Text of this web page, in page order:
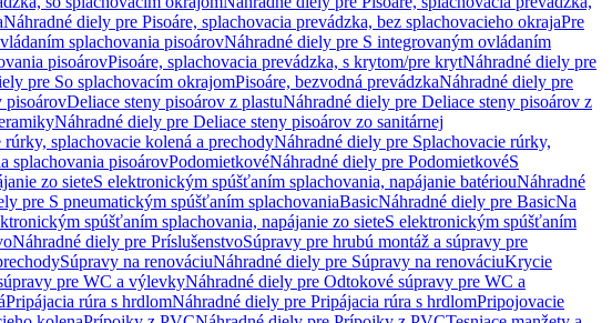
Náhradné diely pre Pisoáre, splachovacia prevádzka, bez splachovacieho okrajaPre
splachovania pisoárovNáhradné diely pre S integrovaným ovládaním
pisoárovPisoáre, splachovacia prevádzka, s krytom/pre krytNáhradné diely pre
pre So splachovacím okrajomPisoáre, bezvodná prevádzkaNáhradné diely pre
pisoárovDeliace steny pisoárov z plastuNáhradné diely pre Deliace steny pisoárov z
Náhradné diely pre Deliace steny pisoárov zo sanitárnej
rúrky, splachovacie kolená a prechodyNáhradné diely pre Splachovacie rúrky,
splachovania pisoárovPodomietkovéNáhradné diely pre PodomietkovéS
zo sieteS elektronickým spúšťaním splachovania, napájanie batériouNáhradné
pre S pneumatickým spúšťaním splachovaniaBasicNáhradné diely pre BasicNa
spúšťaním splachovania, napájanie zo sieteS elektronickým spúšťaním
Náhradné diely pre PríslušenstvoSúpravy pre hrubú montáž a súpravy pre
Súpravy na renováciuNáhradné diely pre Súpravy na renováciuKrycie
pre WC a výlevkyNáhradné diely pre Odtokové súpravy pre WC a
Pripájacia rúra s hrdlomNáhradné diely pre Pripájacia rúra s hrdlomPripojovacie